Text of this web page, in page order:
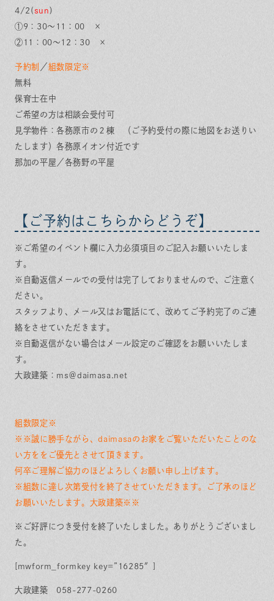
4/2(sun )
①9：30～11：00 ×
②11：00～12：30 ×
予約制 ／組数限定※
無料
保育士在中
ご希望の方は相談会受付可
見学物件：各務原市の２棟 （ご予約受付の際に地図をお送りい
たします）各務原イオン付近です
那加の平屋／各務野の平屋
【ご予約はこちらからどうぞ】
※ご希望のイベント欄に入力必須項目のご記入お願いいたしま
す。
※自動返信メールでの受付は完了しておりませんので、ご注意く
ださい。
スタッフより、メール又はお電話にて、改めてご予約完了のご連
絡をさせていただきます。
※自動返信がない場合はメール設定のご確認をお願いいたしま
す。
大政建築：ms＠daimasa.net
組数限定※
※※誠に勝手ながら、daimasaのお家をご覧いただいたことのな
い方ををご優先とさせて頂きます。
何卒ご理解ご協力のほどよろしくお願い申し上げます。
※組数に達し次第受付を終了させていただきます。ご了承のほど
お願いいたします。大政建築※※
※ご好評につき受付を終了いたしました。ありがとうございまし
た。
[mwform_formkey key=”16285″]
大政建築 058-277-0260